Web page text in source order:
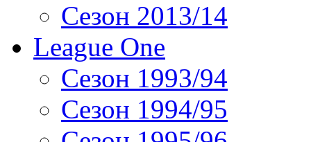
Сезон 2013/14
League One
Сезон 1993/94
Сезон 1994/95